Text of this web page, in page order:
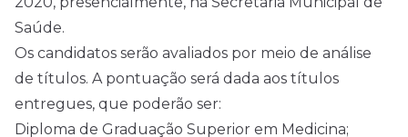
Saúde.
Os candidatos serão avaliados por meio de análise
de títulos. A pontuação será dada aos títulos
entregues, que poderão ser:
Diploma de Graduação Superior em Medicina;